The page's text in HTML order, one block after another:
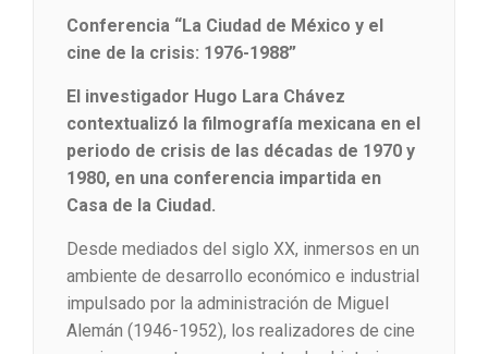
Conferencia “La Ciudad de México y el
cine de la crisis: 1976-1988”
El investigador Hugo Lara Chávez
contextualizó la filmografía mexicana en el
periodo de crisis de las décadas de 1970 y
1980, en una conferencia impartida en
Casa de la Ciudad.
Desde mediados del siglo XX, inmersos en un
ambiente de desarrollo económico e industrial
impulsado por la administración de Miguel
Alemán (1946-1952), los realizadores de cine